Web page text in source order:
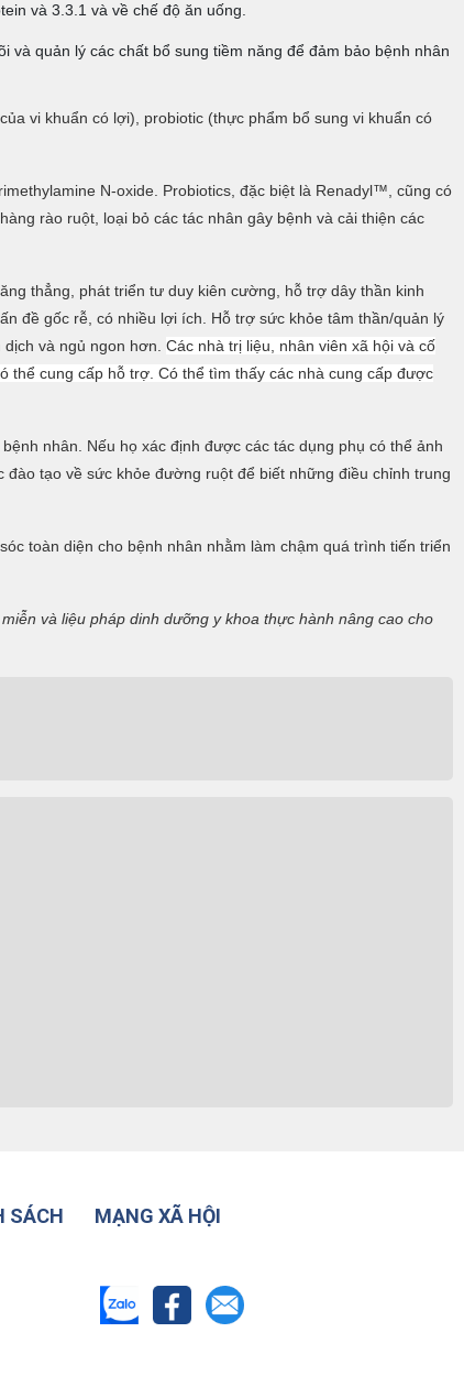
và 3.3.1 và về chế độ ăn uống.
quản lý các chất bổ sung tiềm năng để đảm bảo bệnh nhân
vi khuẩn có lợi), probiotic (thực phẩm bổ sung vi khuẩn có
N-oxide. Probiotics, đặc biệt là Renadyl™, cũng có
rào ruột, loại bỏ các tác nhân gây bệnh và cải thiện các
thẳng, phát triển tư duy kiên cường, hỗ trợ dây thần kinh
đề gốc rễ, có nhiều lợi ích. Hỗ trợ sức khỏe tâm thần/quản lý
và ngủ ngon hơn. Các nhà trị liệu, nhân viên xã hội và cố
thể cung cấp hỗ trợ. Có thể tìm thấy các nhà cung cấp được
nhân. Nếu họ xác định được các tác dụng phụ có thể ảnh
tạo về sức khỏe đường ruột để biết những điều chỉnh trung
toàn diện cho bệnh nhân nhằm làm chậm quá trình tiến triển
và liệu pháp dinh dưỡng y khoa thực hành nâng cao cho
SÁCH MẠNG XÃ HỘI